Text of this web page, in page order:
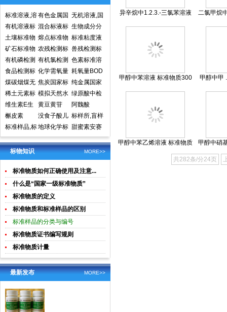
标准溶液,溶
液标准物质,
国家标准物
质网
有色金属国
家标准物质
中心,国家标
准物质网
无机溶液,国
家标准物质
网,国家标准
物质中心
有机溶液标
准物质中国
计量院标准
物质中心
混合标液标
准物质
生物成分分
析标准物质
土壤标准物
质
熔点标准物
质
标准粘度液
矿石标准物
质
农残检测标
准样品,标准
溶液,标准物
质
兽残检测标
准样品,标准
溶液,标准物
质
有机磷检测
标准样品,标
准溶液,标准
物质
有机氯检测
标准样品标
准溶液标准
物质
色素标准溶
液标准物质
食品检测
食品检测标
准物质标准
样品标准溶
液
化学需氧量
COD标准溶
液标准物质
标样环境标
准样品
耗氧量BOD
5标准溶液
标准物质标
样环境标准
样品
煤碳烟煤无
烟煤国家标
准物质国家
标准样品
焦炭国家标
准物质国家
标准样品
纯金属国家
实物标准样
品
稀土元素标
准物质标准
样品
模拟天然水
标准溶液
绿原酸中检
所标准品对
照品高效液
相色谱HPL
C
维生素E生
育酚标准品
对照品中检
所
黄豆黄苷
阿魏酸
槲皮素
没食子酸儿
茶素
标样所,盲样
标准样品,标
样,质控样
地球化学标
准物质矿石
土壤生物成
分分析
甜蜜素安赛
蜜(乙酰磺胺
酸钾)标准溶
液食品检测
标准物质
MORE>>
标物知识
标准物质如何正确使用及注意...
什么是“国家一级标准物质”
标准物质的定义
标准物质和标准样品的区别
标准样品的分类与编号
标准物质证书编写规则
标准物质计量
MORE>>
最新发布
异辛烷中1.2.3.-三氯苯溶液
二氯甲烷
甲醇中苯溶液 标准物质300
甲醇中甲
甲醇中苯乙烯溶液 标准物质
甲醇中硝
共282条/分24页